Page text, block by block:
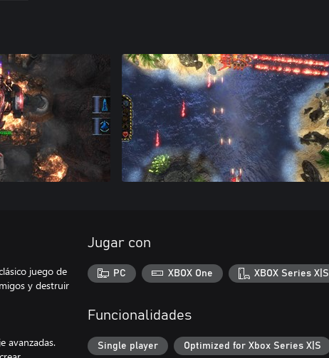
juego de
y destruir
avanzadas.
Jugar con
PC XBOX One XBOX Series X|S
Funcionalidades
Single player Optimized for Xbox Series X|S